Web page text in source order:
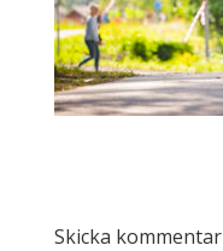
Skicka kommentar